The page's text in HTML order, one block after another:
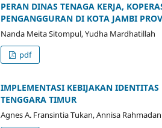
PERAN DINAS TENAGA KERJA,
PENGANGGURAN DI KOTA JAMBI
Nanda Meita Sitompul, Yudha Mardhatillah
pdf
IMPLEMENTASI KEBIJAKAN
TENGGARA TIMUR
Agnes A. Fransintia Tukan, Annisa